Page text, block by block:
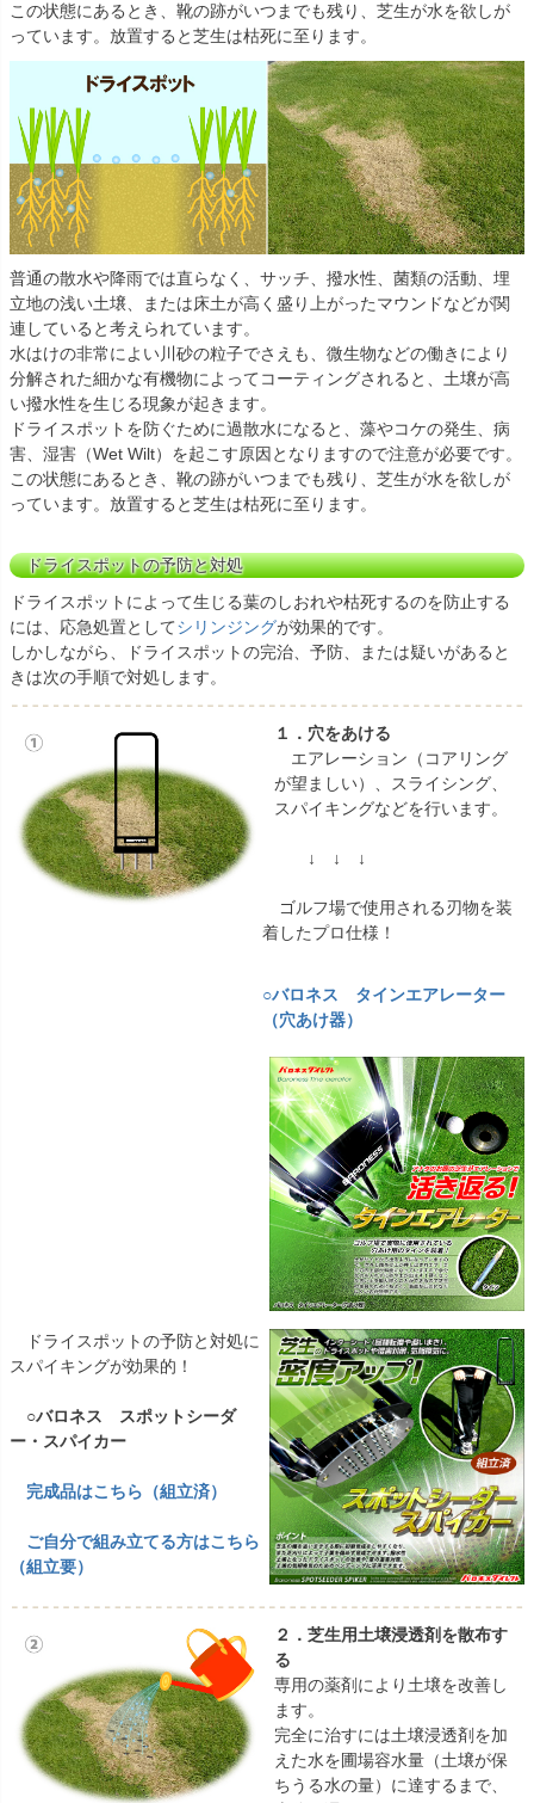
この状態にあるとき、靴の跡がいつまでも残り、芝生が水を欲しが
っています。放置すると芝生は枯死に至ります。
普通の散水や降雨では直らなく、サッチ、撥水性、菌類の活動、埋
立地の浅い土壌、または床土が高く盛り上がったマウンドなどが関
連していると考えられています。
水はけの非常によい川砂の粒子でさえも、微生物などの働きにより
分解された細かな有機物によってコーティングされると、土壌が高
い撥水性を生じる現象が起きます。
ドライスポットを防ぐために過散水になると、藻やコケの発生、病
害、湿害（Wet Wilt）を起こす原因となりますので注意が必要です。
この状態にあるとき、靴の跡がいつまでも残り、芝生が水を欲しが
っています。放置すると芝生は枯死に至ります。
ドライスポットの予防と対処
ドライスポットによって生じる葉のしおれや枯死するのを防止する
には、応急処置としてシリンジングが効果的です。
しかしながら、ドライスポットの完治、予防、または疑いがあると
きは次の手順で対処します。
１．穴をあける
エアレーション（コアリング
が望ましい）、スライシング、
スパイキングなどを行います。
↓ ↓ ↓
ゴルフ場で使用される刃物を装
着したプロ仕様！
○バロネス タインエアレーター
（穴あけ器）
ドライスポットの予防と対処に
スパイキングが効果的！
○バロネス スポットシーダ
ー・スパイカー
完成品はこちら（組立済）
ご自分で組み立てる方はこちら
（組立要）
２．芝生用土壌浸透剤を散布す
る
専用の薬剤により土壌を改善し
ます。
完全に治すには土壌浸透剤を加
えた水を圃場容水量（土壌が保
ちうる水の量）に達するまで、